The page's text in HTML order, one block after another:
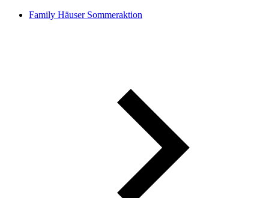
Family Häuser Sommeraktion